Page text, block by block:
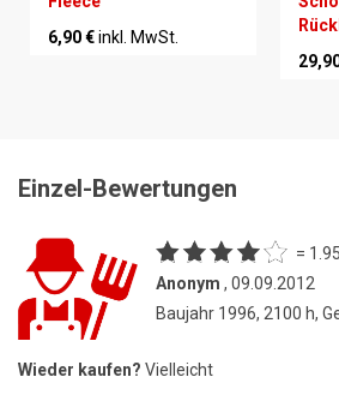
6,90 €inkl. MwSt.
Einzel-Bewertungen
=
Anonym , 09.09.2012
Baujahr 1996, 2100 h,
Wieder kaufen? Vielleicht